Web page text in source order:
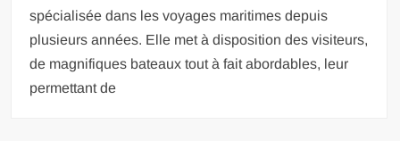
spécialisée dans les voyages maritimes depuis
plusieurs années. Elle met à disposition des visiteurs,
de magnifiques bateaux tout à fait abordables, leur
permettant de